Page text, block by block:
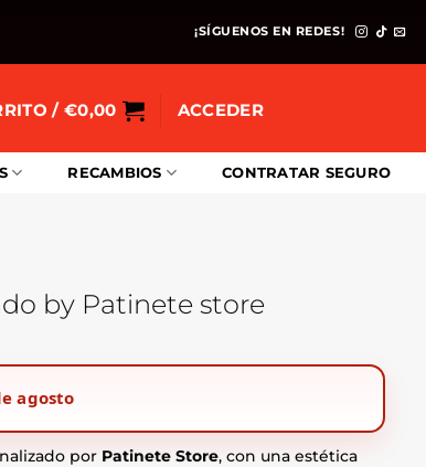
¡SÍGUENOS EN REDES!
/ €0,00 ACCEDER
RECAMBIOS CONTRATAR SEGURO
by Patinete store
agosto
por Patinete Store, con una estética